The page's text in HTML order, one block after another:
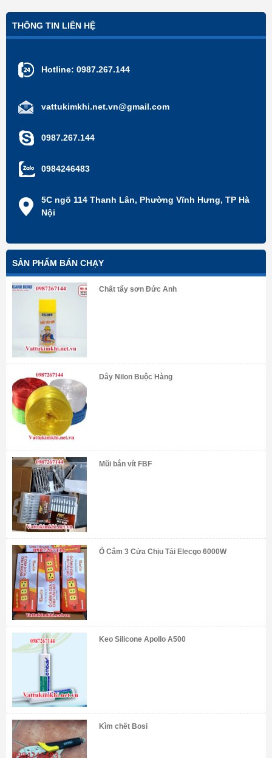
THÔNG TIN LIÊN HỆ
Hotline: 0987.267.144
vattukimkhi.net.vn@gmail.com
0987.267.144
0984246483
5C ngõ 114 Thanh Lân, Phường Vĩnh Hưng, TP Hà
Nội
SẢN PHẨM BÁN CHẠY
Chất tẩy sơn Đức Anh
Dây Nilon Buộc Hàng
Mũi bắn vít FBF
Ổ Cắm 3 Cửa Chịu Tải Elecgo 6000W
Keo Silicone Apollo A500
Kìm chết Bosi